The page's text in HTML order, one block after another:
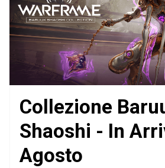
Collezione
Shaoshi - In
Agosto